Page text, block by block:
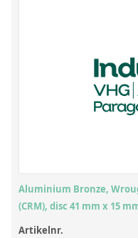
Referenzstandards für die
Organische
Anorganische
Custom-Made
Übersicht:
Aluminium Bronze,
(CRM), disc 41 mm x 15
Artikelnr.